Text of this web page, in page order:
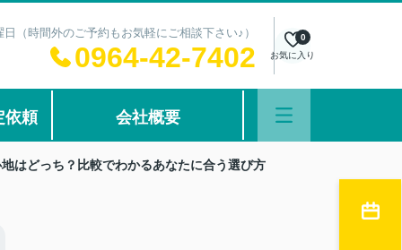
（時間外のご予約もお気軽にご相談下さい♪）
0964-42-7402 お気に入り
0
依頼 会社概要
はどっち？比較でわかるあなたに合う選び方